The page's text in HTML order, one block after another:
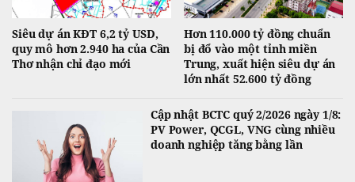
Siêu dự án KĐT 6,2 tỷ USD,
quy mô hơn 2.940 ha của Cần
Thơ nhận chỉ đạo mới
Hơn 110.000 tỷ đồng chuẩn
bị đổ vào một tỉnh miền
Trung, xuất hiện siêu dự án
lớn nhất 52.600 tỷ đồng
Cập nhật BCTC quý 2/2026 ngày 1/8:
PV Power, QCGL, VNG cùng nhiều
doanh nghiệp tăng bằng lần